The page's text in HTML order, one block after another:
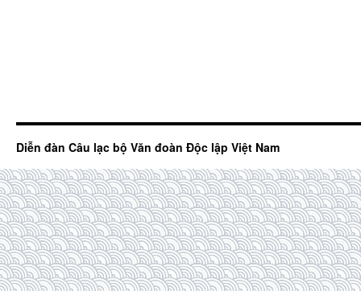
Diễn đàn Câu lạc bộ Văn đoàn Độc lập Việt Nam